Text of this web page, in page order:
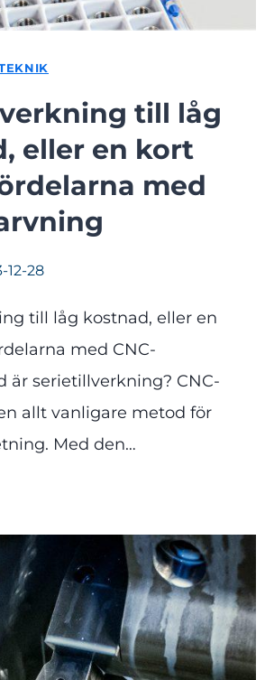
till låg
eller en kort
med
12-28
till låg kostnad, eller en
med CNC-
är serietillverkning? CNC-
allt vanligare metod för
Med den…